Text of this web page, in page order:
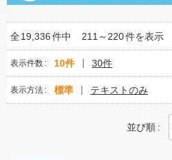
全19,336件中 211～220件を表示
表示件数 10件 30件
表示方法 標準 テキストのみ
並び順